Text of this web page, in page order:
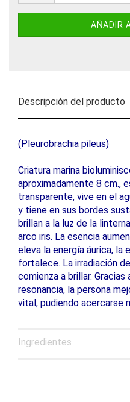
Descripción del producto
(Pleurobrachia pileus)
Criatura marina
aproximadamente 8 cm.,
transparente, vive en el
y tiene en sus bordes
brillan a la luz de la
arco iris. La esencia
eleva la energía áurica, la
fortalece. La irradiación
comienza a brillar.
resonancia, la persona
vital, pudiendo acercarse
Ingredientes